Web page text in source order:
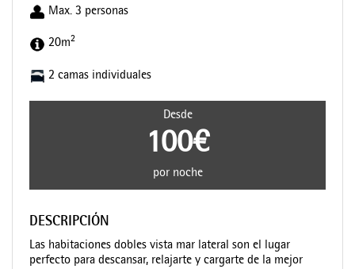
Max. 3 personas
20m2
2 camas individuales
Desde
100€
por noche
DESCRIPCIÓN
Las habitaciones dobles vista mar lateral son el lugar
perfecto para descansar, relajarte y cargarte de la mejor